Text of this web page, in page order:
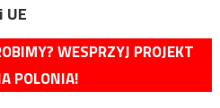
WESPRZYJ PROJEKT
POLONIA!